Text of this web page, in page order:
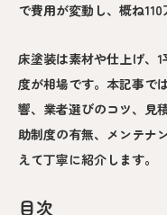
で費用が変動し、概ね110
床塗装は素材や仕上げ、
度が相場です。本記事で
響、業者選びのコツ、見
助制度の有無、メンテナ
えて丁寧に紹介します。
目次